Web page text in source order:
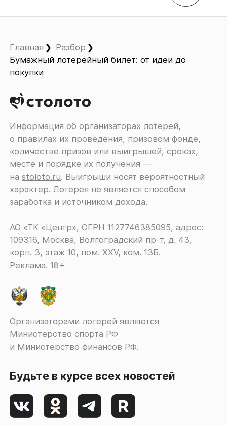
Главная
Разбор
Бумажный лотерейный билет: от идеи до
покупки
Информация об организаторах лотерей,
о правилах их проведения, призовом фонде,
количестве призов или выигрышей, сроках,
месте и порядке их получения ―
наstoloto.ru. Выигрыши носят вероятностный
характер. Лотерея не является способом
заработка и источником дохода.
АО «ТК «Центр», ОГРН 1127746385095, адрес:
109316, Москва, Волгоградский пр-т, д. 43,
корп. 3, этаж 10, пом. XXV, ком. 13Б.
Реклама. 18+
Организаторами лотерей являются
Министерство спорта РФ
и Министерство финансов РФ.
Будьте в курсе всех новостей